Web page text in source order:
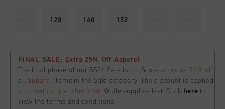
128 140 152
FINAL SALE: Extra 25% Off Apperel
The final phase of our SS26 Sale is on. Score an extra 25% off
allapparel items in the Sale category. The discount is applied
automatically at checkout . While supplies last. Click here to
view the terms and conditions.